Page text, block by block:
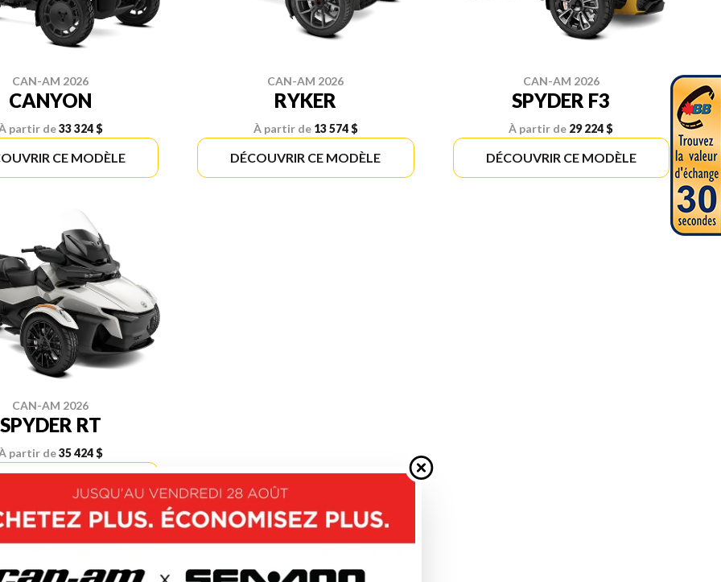
CAN-AM 2026
CANYON
partir de33 324 $
CE MODÈLE
CAN-AM 2026
RYKER
À partir de 13 574 $
DÉCOUVRIR CE MODÈLE
CAN-AM 2026
SPYDER F3
À partir de 29 224 $
DÉCOUVRIR CE MODÈLE
CAN-AM 2026
SPYDER RT
partir de35 424 $